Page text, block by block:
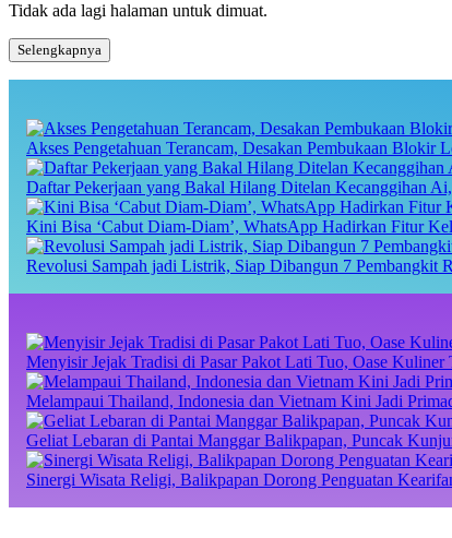
Tidak ada lagi halaman untuk dimuat.
Selengkapnya
Akses Pengetahuan Terancam, Desakan Pembukaan Blokir
Daftar Pekerjaan yang Bakal Hilang Ditelan Kecanggihan
Kini Bisa ‘Cabut Diam-Diam’, WhatsApp Hadirkan Fitur
Revolusi Sampah jadi Listrik, Siap Dibangun 7 Pembangkit
Menyisir Jejak Tradisi di Pasar Pakot Lati Tuo, Oase Kuliner
Melampaui Thailand, Indonesia dan Vietnam Kini Jadi
Geliat Lebaran di Pantai Manggar Balikpapan, Puncak
Sinergi Wisata Religi, Balikpapan Dorong Penguatan